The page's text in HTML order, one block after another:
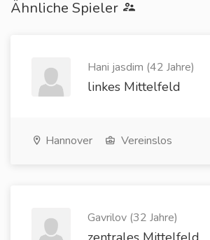
Ähnliche Spieler
Hani jasdim (42 Jahre)
linkes Mittelfeld
Hannover Vereinslos
Gavrilov (32 Jahre)